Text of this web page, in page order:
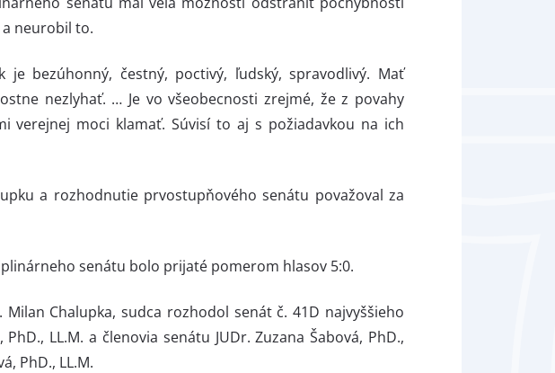
neurobil to.
bezúhonný, čestný, poctivý, ľudský, spravodlivý. Mať
nezlyhať. … Je vo všeobecnosti zrejmé, že z povahy
verejnej moci klamať. Súvisí to aj s požiadavkou na ich
a rozhodnutie prvostupňového senátu považoval za
senátu bolo prijaté pomerom hlasov 5:0.
Chalupka, sudca rozhodol senát č. 41D najvyššieho
LL.M. a členovia senátu JUDr. Zuzana Šabová, PhD.,
PhD., LL.M.